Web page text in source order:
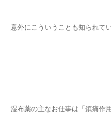
意外にこういうことも知られて
湿布薬の主なお仕事は「鎮痛作